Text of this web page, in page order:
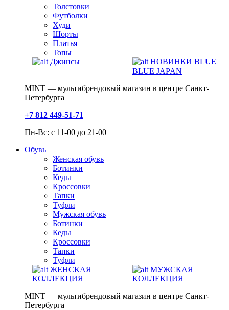
Толстовки
Футболки
Худи
Шорты
Платья
Топы
Джинсы
НОВИНКИ BLUE
BLUE JAPAN
MINT — мультибрендовый магазин в центре Санкт-
Петербурга
+7 812 449-51-71
Пн-Вс: с 11-00 до 21-00
Обувь
Женская обувь
Ботинки
Кеды
Кроссовки
Тапки
Туфли
Мужская обувь
Ботинки
Кеды
Кроссовки
Тапки
Туфли
ЖЕНСКАЯ
КОЛЛЕКЦИЯ
МУЖСКАЯ
КОЛЛЕКЦИЯ
MINT — мультибрендовый магазин в центре Санкт-
Петербурга